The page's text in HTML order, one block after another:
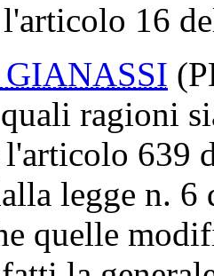
16
GIANASSI
ragioni
639
legge n. 6
quelle